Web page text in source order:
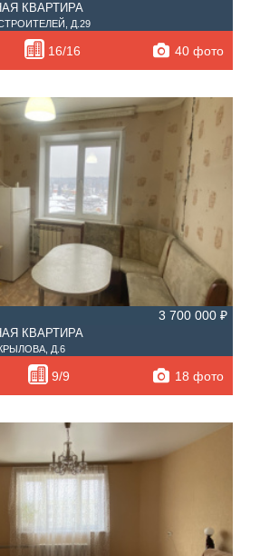
КВАРТИРА
Д.29
16/16 40 фото
3 700 000 ₽
КВАРТИРА
Д.6
9/9 18 фото